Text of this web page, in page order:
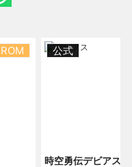
ROM 公式
時空勇伝デビアス